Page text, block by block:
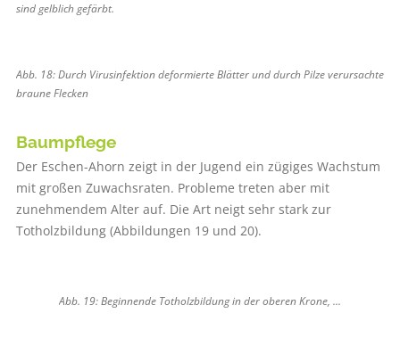
sind gelblich gefärbt.
Abb. 18: Durch Virusinfektion deformierte Blätter und durch Pilze verursachte
braune Flecken
Baumpflege
Der Eschen-Ahorn zeigt in der Jugend ein zügiges Wachstum
mit großen Zuwachsraten. Probleme treten aber mit
zunehmendem Alter auf. Die Art neigt sehr stark zur
Totholzbildung (Abbildungen 19 und 20).
Abb. 19: Beginnende Totholzbildung in der oberen Krone, ...